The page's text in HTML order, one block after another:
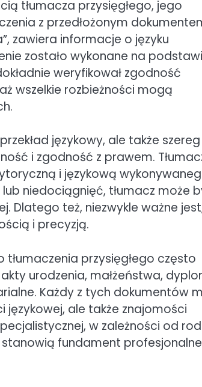
tłumacza przysięgłego, jego
z przedłożonym
zawiera informacje o języku
zostało wykonane na
weryfikował zgodność
wszelkie rozbieżności mogą
językowy, ale także szereg
i zgodność z prawem.
i językową
niedociągnięć, tłumacz może
Dlatego też, niezwykle ważne
i precyzją.
przysięgłego często
urodzenia, małżeństwa,
Każdy z tych dokumentów
językowej, ale także znajomości
w zależności od
stanowią fundament